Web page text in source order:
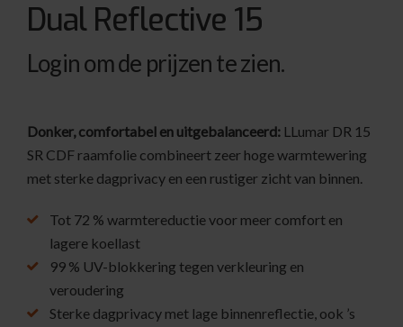
Dual Reflective 15
Login om de prijzen te zien.
Donker, comfortabel en uitgebalanceerd: LLumar DR 15
SR CDF raamfolie combineert zeer hoge warmtewering
met sterke dagprivacy en een rustiger zicht van binnen.
Tot 72 % warmtereductie voor meer comfort en
lagere koellast
99 % UV-blokkering tegen verkleuring en
veroudering
Sterke dagprivacy met lage binnenreflectie, ook ’s